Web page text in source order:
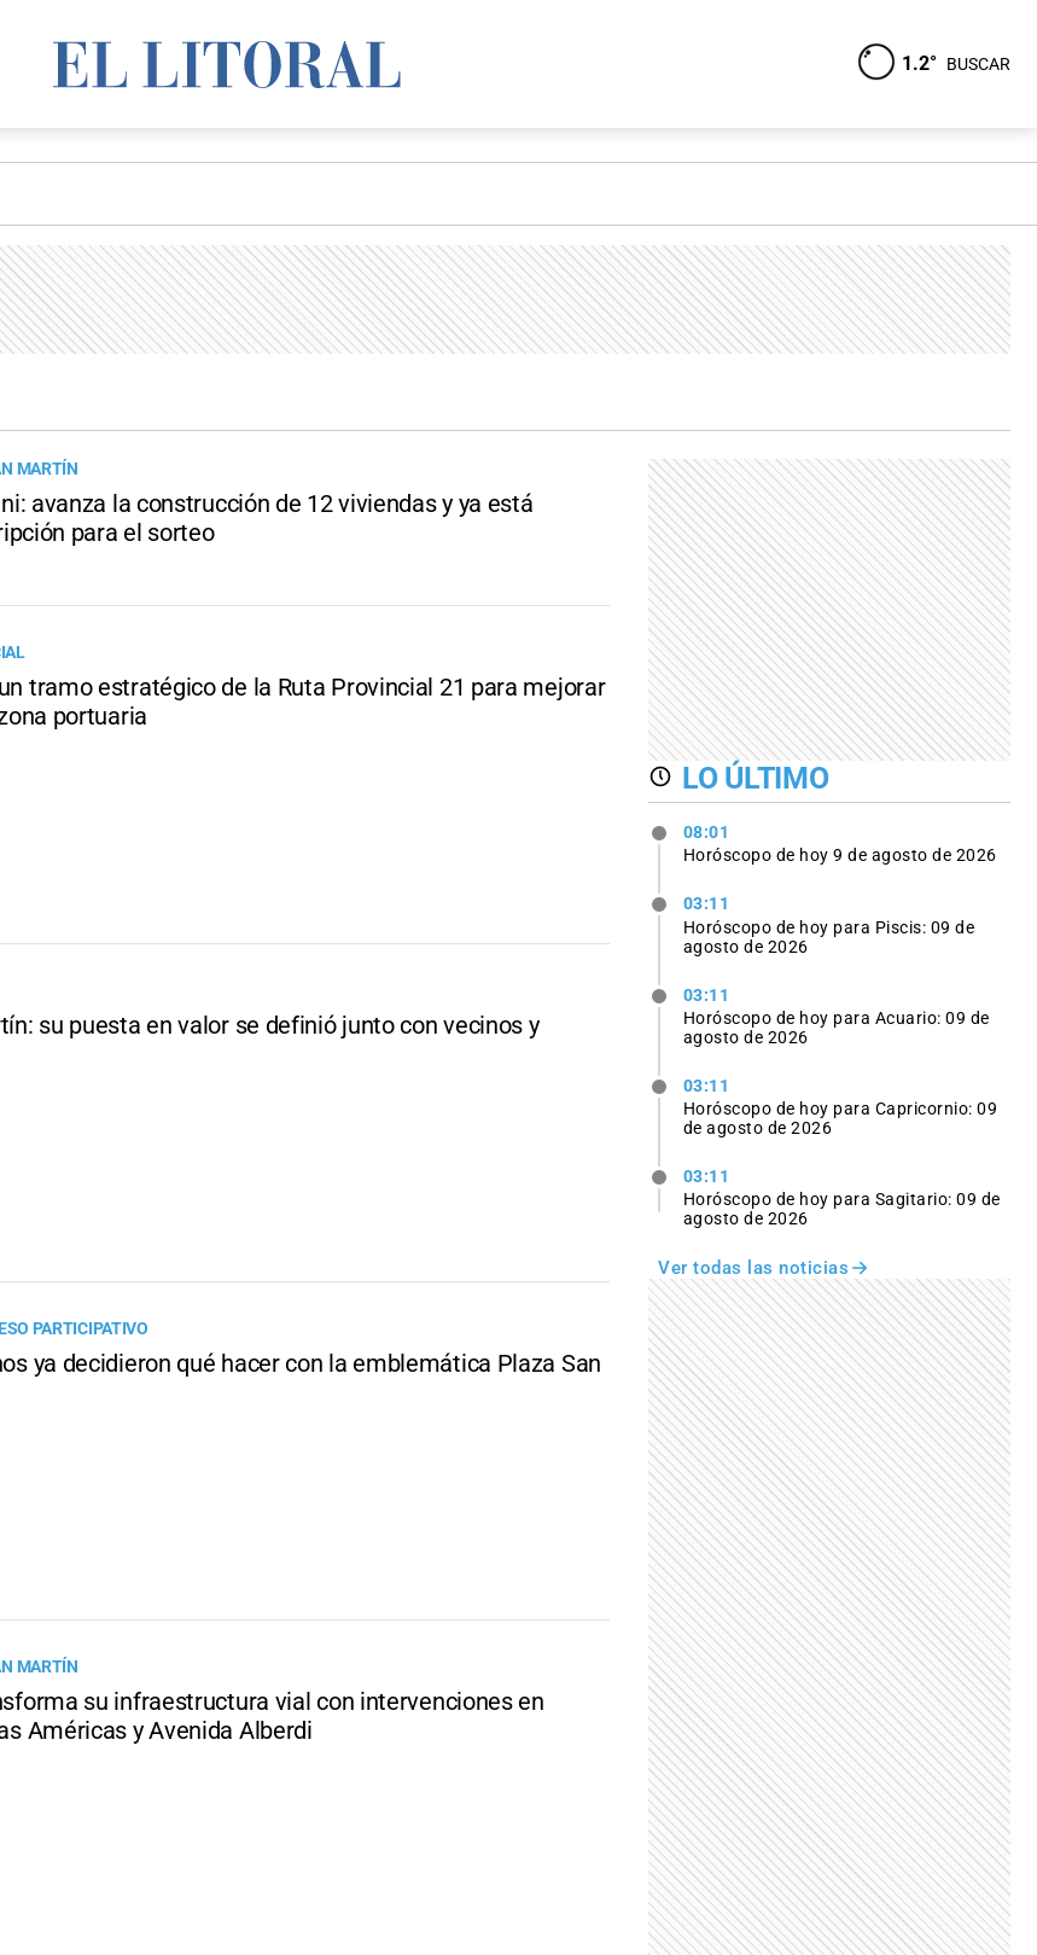
1.2° BUSCAR
MARTÍN
avanza la construcción de 12 viviendas y ya está
para el sorteo
tramo estratégico de la Ruta Provincial 21 para mejorar
portuaria
su puesta en valor se definió junto con vecinos y
PARTICIPATIVO
ya decidieron qué hacer con la emblemática Plaza San
MARTÍN
su infraestructura vial con intervenciones en
Américas y Avenida Alberdi
LO ÚLTIMO
08:01
Horóscopo de hoy 9 de agosto de 2026
03:11
Horóscopo de hoy para Piscis: 09 de
agosto de 2026
03:11
Horóscopo de hoy para Acuario: 09 de
agosto de 2026
03:11
Horóscopo de hoy para Capricornio: 09
de agosto de 2026
03:11
Horóscopo de hoy para Sagitario: 09 de
agosto de 2026
Ver todas las noticias